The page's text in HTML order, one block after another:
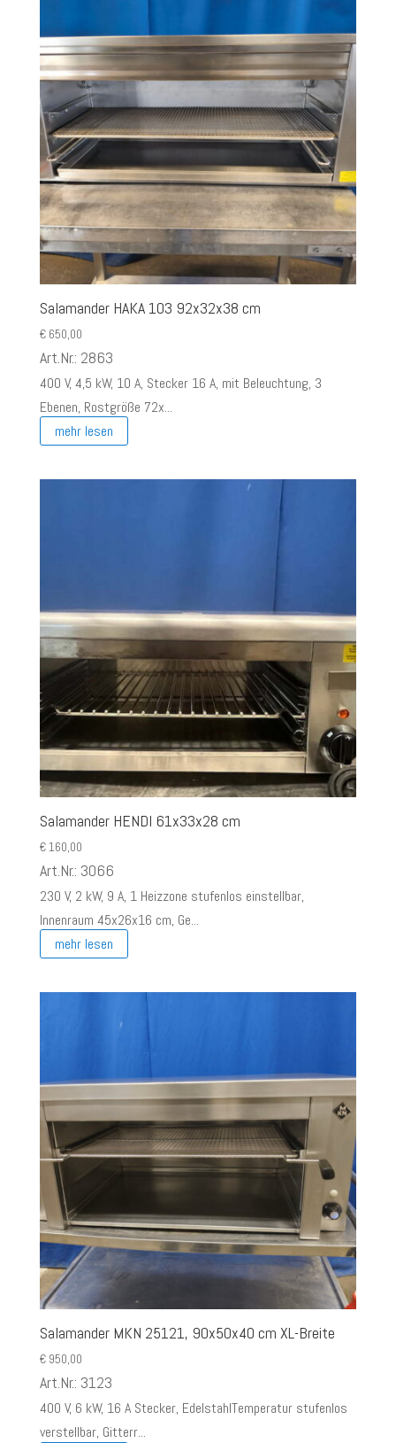
Salamander HAKA 103 92x32x38 cm
€650,00
Art.Nr.: 2863
400 V, 4,5 kW, 10 A, Stecker 16 A, mit Beleuchtung, 3
Ebenen, Rostgröße 72x...
mehr lesen
Salamander HENDI 61x33x28 cm
€160,00
Art.Nr.: 3066
230 V, 2 kW, 9 A, 1 Heizzone stufenlos einstellbar,
Innenraum 45x26x16 cm, Ge...
mehr lesen
Salamander MKN 25121, 90x50x40 cm XL-Breite
€950,00
Art.Nr.: 3123
400 V, 6 kW, 16 A Stecker, EdelstahlTemperatur stufenlos
verstellbar, Gitterr...